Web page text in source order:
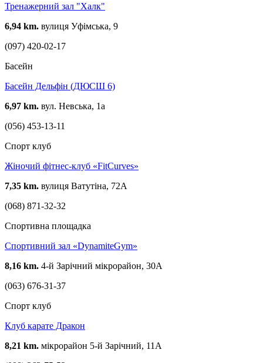
Тренажерний зал "Халк"
6,94 km. вулиця Уфімська, 9
(097) 420-02-17
Басейн
Басейн Дельфін (ДЮСШ 6)
6,97 km. вул. Невська, 1а
(056) 453-13-11
Спорт клуб
Жіночий фітнес-клуб «FitCurves»
7,35 km. вулиця Ватутіна, 72А
(068) 871-32-32
Спортивна площадка
Спортивний зал «DynamiteGym»
8,16 km. 4-й Зарічний мікрорайон, 30А
(063) 676-31-37
Спорт клуб
Клуб карате Дракон
8,21 km. мікрорайон 5-й Зарічний, 11А